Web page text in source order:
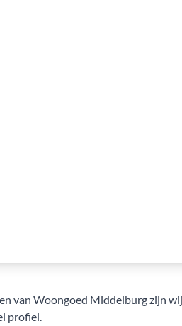
van Woongoed Middelburg zijn
profiel.